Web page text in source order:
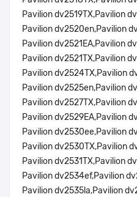
Pavilion dv2519TX,Pavilion
Pavilion dv2520en,Pavilion
Pavilion dv2521EA,Pavilion
Pavilion dv2521TX,Pavilion
Pavilion dv2524TX,Pavilion
Pavilion dv2525en,Pavilion
Pavilion dv2527TX,Pavilion
Pavilion dv2529EA,Pavilion
Pavilion dv2530ee,Pavilion
Pavilion dv2530TX,Pavilion
Pavilion dv2531TX,Pavilion
Pavilion dv2534ef,Pavilion
Pavilion dv2535la,Pavilion